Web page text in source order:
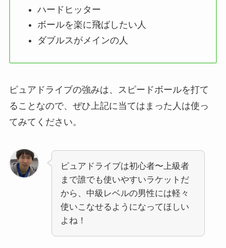
ハードヒッター
ボールを楽に飛ばしたい人
ダブルスがメインの人
ピュアドライブの強みは、スピードボールを打て
ることなので、ぜひ上記に当てはまった人は使っ
てみてください。
ピュアドライブは初心者〜上級者
まで誰でも使いやすいラケットだ
から、中級レベルの男性には軽々
使いこなせるようになってほしい
よね！